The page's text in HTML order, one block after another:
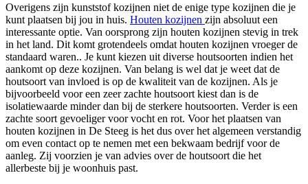
Overigens zijn kunststof kozijnen niet de enige type kozijnen die je
kunt plaatsen bij jou in huis. Houten kozijnen zijn absoluut een
interessante optie. Van oorsprong zijn houten kozijnen stevig in trek
in het land. Dit komt grotendeels omdat houten kozijnen vroeger de
standaard waren.. Je kunt kiezen uit diverse houtsoorten indien het
aankomt op deze kozijnen. Van belang is wel dat je weet dat de
houtsoort van invloed is op de kwaliteit van de kozijnen. Als je
bijvoorbeeld voor een zeer zachte houtsoort kiest dan is de
isolatiewaarde minder dan bij de sterkere houtsoorten. Verder is een
zachte soort gevoeliger voor vocht en rot. Voor het plaatsen van
houten kozijnen in De Steeg is het dus over het algemeen verstandig
om even contact op te nemen met een bekwaam bedrijf voor de
aanleg. Zij voorzien je van advies over de houtsoort die het
allerbeste bij je woonhuis past.